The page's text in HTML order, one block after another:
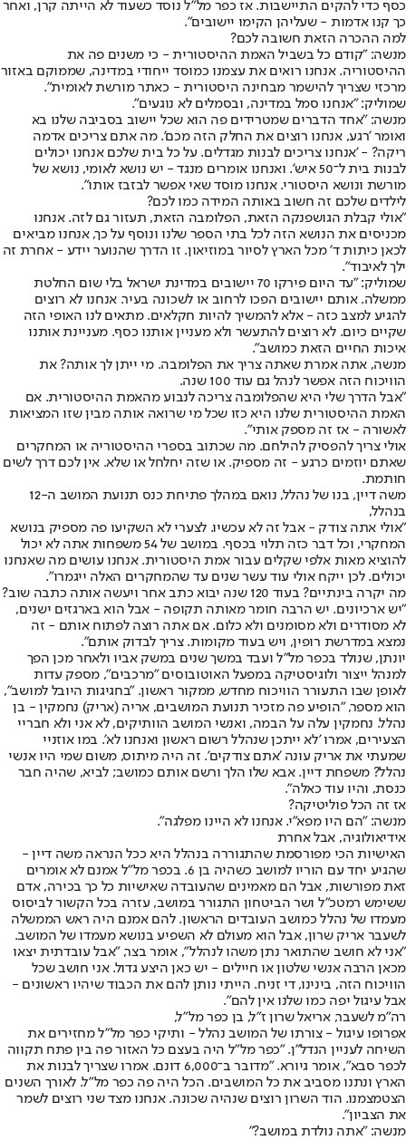
כסף כדי להקים התיישבות. אז כפר מל"ל נוסד כשעוד לא הייתה קרן, ואחר
כך קנו אדמות - שעליהן הקימו יישובים".
למה ההכרה הזאת חשובה לכם?
מנשה: "קודם כל בשביל האמת ההיסטורית - כי משנים פה את
ההיסטוריה. אנחנו רואים את עצמנו כמוסד ייחודי במדינה, שממוקם באזור
מרכזי שצריך להישמר מבחינה היסטורית - כאתר מורשת לאומית".
שמוליק: "אנחנו סמל במדינה, ובסמלים לא נוגעים".
מנשה: "אחד הדברים שמטרידים פה הוא שכל יישוב בסביבה שלנו בא
ואומר 'רגע, אנחנו רוצים את החלק הזה מכם'. מה אתם צריכים אדמה
ריקה? - 'אנחנו צריכים לבנות מגדלים. על כל בית שלכם אנחנו יכולים
לבנות בית ל־50 איש'. ואנחנו אומרים מנגד - יש נושא לאומי, נושא של
מורשת ונושא היסטורי. אנחנו מוסד שאי אפשר לבזבז אותו".
לילדים שלכם זה חשוב באותה המידה כמו לכם?
"אולי קבלת הגושפנקה הזאת, הפלומבה הזאת, תעזור גם לזה. אנחנו
מכניסים את הנושא הזה לכל בתי הספר שלנו ונוסף על כך, אנחנו מביאים
לכאן כיתות ד' מכל הארץ לסיור במוזיאון. זו הדרך שהנוער יידע - אחרת זה
ילך לאיבוד".
שמוליק: "עד היום פירקו 70 יישובים במדינת ישראל בלי שום החלטת
ממשלה. אותם יישובים הפכו לרחוב או לשכונה בעיר. אנחנו לא רוצים
להגיע למצב כזה - אלא להמשיך להיות חקלאים. מתאים לנו האופי הזה
שקיים כיום. לא רוצים להתעשר ולא מעניין אותנו כסף. מעניינת אותנו
איכות החיים הזאת כמושב".
מנשה, אתה אמרת שאתה צריך את הפלומבה. מי ייתן לך אותה? את
הוויכוח הזה אפשר לנהל גם עוד 100 שנה.
"אבל הדרך שלי היא שהפלומבה צריכה לנבוע מהאמת ההיסטורית. אם
האמת ההיסטורית שלנו היא כזו שכל מי שרואה אותה מבין שזו המציאות
לאשורה - אז זה מספק אותי".
אולי צריך להפסיק להילחם. מה שכתוב בספרי ההיסטוריה או המחקרים
שאתם יוזמים כרגע - זה מספיק. או שזה יחלחל או שלא. אין לכם דרך לשים
חותמת.
משה דיין, בנו של נהלל, נואם במהלך פתיחת כנס תנועת המושב ה-12
בנהלל,
"אולי אתה צודק - אבל זה לא עכשיו. לצערי לא השקיעו פה מספיק בנושא
המחקרי, וכל דבר כזה תלוי בכסף. במושב של 54 משפחות אתה לא יכול
להוציא מאות אלפי שקלים עבור אמת היסטורית. אנחנו עושים מה שאנחנו
יכולים. לכן ייקח אולי עוד עשר שנים עד שהמחקרים האלה ייגמרו".
מה יקרה בינתיים? בעוד 120 שנה יבוא כתב אחר ויעשה אותה כתבה שוב?
"יש ארכיונים. יש הרבה חומר מאותה תקופה - אבל הוא בארגזים ישנים,
לא מסודרים ולא מסומנים ולא כלום. אם אתה רוצה לפתוח אותם - זה
נמצא במדרשת רופין, ויש בעוד מקומות. צריך לבדוק אותם".
יונתן, שנולד בכפר מל"ל ועבד במשך שנים במשק אביו ולאחר מכן הפך
למנהל ייצור ולוגיסטיקה במפעל האוטובוסים "מרכבים", מספק עדות
לאופן שבו התעורר הוויכוח מחדש, ממקור ראשון. "בחגיגות היובל למושב",
הוא מספר, "הופיע פה מזכיר תנועת המושבים, אריה (אריק) נחמקין - בן
נהלל. נחמקין עלה על הבמה, ואנשי המושב הוותיקים, לא אני ולא חבריי
הצעירים, אמרו 'לא ייתכן שנהלל רשום ראשון ואנחנו לא'. במו אוזניי
שמעתי את אריק עונה 'אתם צודקים'. זה היה מיתוס, משום שמי היו אנשי
נהלל? משפחת דיין. אבא שלו הלך ורשם אותם כמושב; לביא, שהיה חבר
כנסת, והיו עוד כאלה".
אז זה הכל פוליטיקה?
מנשה: "הם היו מפא"י. אנחנו לא היינו מפלגה".
אידיאולוגיה, אבל אחרת
האישיות הכי מפורסמת שהתגוררה בנהלל היא ככל הנראה משה דיין -
שהגיע יחד עם הוריו למושב כשהיה בן 6. בכפר מל"ל אמנם לא אומרים
זאת מפורשות, אבל הם מאמינים שהעובדה שאישיות כל כך בכירה, אדם
ששימש רמטכ"ל ושר הביטחון התגורר במושב, עזרה בכל הקשור לביסוס
מעמדו של נהלל כמושב העובדים הראשון. להם אמנם היה ראש הממשלה
לשעבר אריק שרון, אבל הוא מעולם לא השפיע בנושא מעמדו של המושב.
"אני לא חושב שהתואר נתן משהו לנהלל", אומר בצר, "אבל עובדתית יצאו
מכאן הרבה אנשי שלטון או חיילים - יש כאן היצע גדול. אני חושב שכל
הוויכוח הזה, בינינו, די זניח. הייתי נותן להם את הכבוד שיהיו ראשונים -
אבל עיגול יפה כמו שלנו אין להם".
רה"מ לשעבר, אריאל שרון ז"ל, בן כפר מל"ל,
אפרופו עיגול - צורתו של המושב נהלל - ותיקי כפר מל"ל מחזירים את
השיחה לעניין הנדל"ן. "כפר מל"ל היה בעצם כל האזור פה בין פתח תקווה
לכפר סבא", אומר גיורא. "מדובר ב־6,000 דונם. אמרו שצריך לבנות את
הארץ ונתנו מסביב את כל המושבים. הכל היה פה כפר מל"ל. לאורך השנים
הצטמצמנו. הוד השרון רוצים שנהיה שכונה. אנחנו מצד שני רוצים לשמר
את הצביון".
מנשה: "אתה נולדת במושב?"